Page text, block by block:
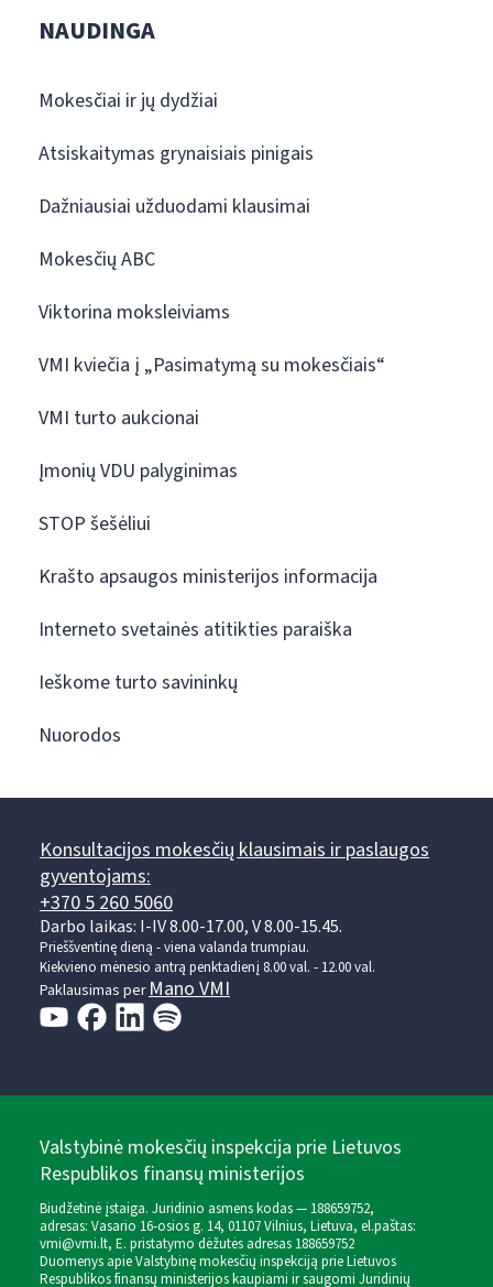
NAUDINGA
Mokesčiai ir jų dydžiai
Atsiskaitymas grynaisiais pinigais
Dažniausiai užduodami klausimai
Mokesčių ABC
Viktorina moksleiviams
VMI kviečia į „Pasimatymą su mokesčiais“
VMI turto aukcionai
Įmonių VDU palyginimas
STOP šešėliui
Krašto apsaugos ministerijos informacija
Interneto svetainės atitikties paraiška
Ieškome turto savininkų
Nuorodos
Konsultacijos mokesčių klausimais ir paslaugos
gyventojams:
+370 5 260 5060
Darbo laikas: I-IV 8.00-17.00, V 8.00-15.45.
Prieššventinę dieną - viena valanda trumpiau.
Kiekvieno mėnesio antrą penktadienį 8.00 val. - 12.00 val.
Paklausimas perMano VMI
Valstybinė mokesčių inspekcija prie Lietuvos
Respublikos finansų ministerijos
Biudžetinė įstaiga. Juridinio asmens kodas — 188659752,
adresas: Vasario 16-osios g. 14, 01107 Vilnius, Lietuva, el.paštas:
vmi@vmi.lt, E. pristatymo dėžutės adresas 188659752
Duomenys apie Valstybinę mokesčių inspekciją prie Lietuvos
Respublikos finansų ministerijos kaupiami ir saugomi Juridinių